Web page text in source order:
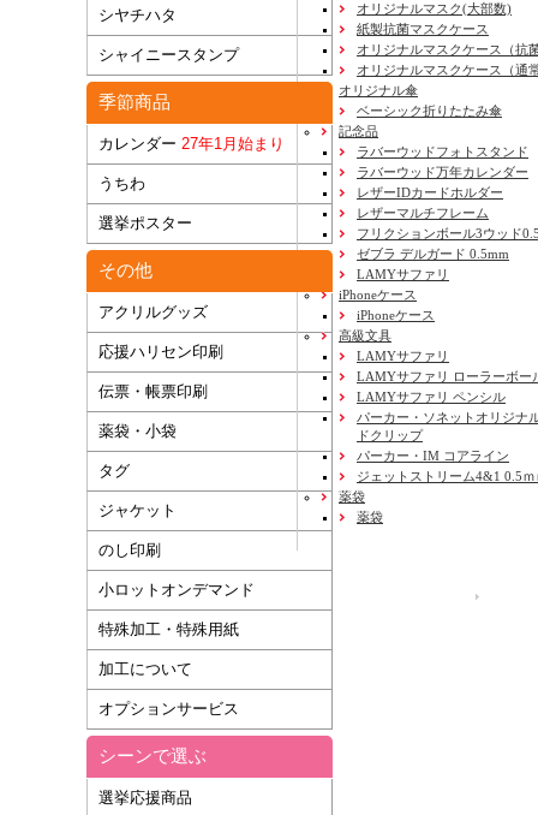
シヤチハタ
シャイニースタンプNew!
季節商品
カレンダー 27年1月始まり
うちわ
選挙ポスター
その他
アクリルグッズ
応援ハリセン印刷
伝票・帳票印刷
薬袋・小袋
タグ
ジャケット
のし印刷
小ロットオンデマンド
特殊加工・特殊用紙
加工について
オプションサービス
シーンで選ぶ
選挙応援商品
オリジナルマスク(大部数)
紙製抗菌マスクケース
オリジナルマスクケース（抗
オリジナルマスクケース（通
オリジナル傘
ベーシック折りたたみ傘
記念品
ラバーウッドフォトスタンド
ラバーウッド万年カレンダー
レザーIDカードホルダー
レザーマルチフレーム
フリクションボール3ウッド
ゼブラ デルガード 0.5mm
LAMYサファリ
iPhoneケース
iPhoneケース
高級文具
LAMYサファリ
LAMYサファリ ローラーボー
LAMYサファリ ペンシル
パーカー・ソネットオリジナ
ドクリップ
パーカー・IM コアライン
ジェットストリーム4&1 0.5ｍ
薬袋
薬袋